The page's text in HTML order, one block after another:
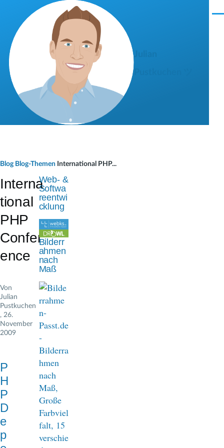
Direkt zum Inhalt
M
a
d
n
a
v
i
g
a
t
o
n
Blog Blog-Themen International PHP...
Interna
tional
PHP
Confer
ence
Von
Julian
Pustkuchen
, 26.
November
2009
P
H
P
D
e
p
Web- &
Softwa
reentwi
cklung
Bilderr
ahmen
nach
Maß